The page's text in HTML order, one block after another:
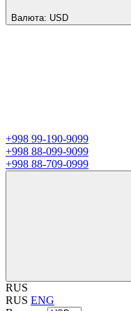
Валюта: USD
+998 99-190-9099
+998 88-099-9099
+998 88-709-0999
RUS
RUS ENG